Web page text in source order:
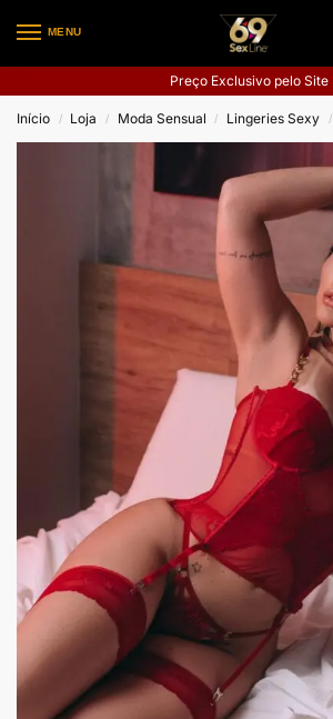
MENU
Preço Exclusivo pelo Site
Início / Loja / Moda Sensual / Lingeries Sexy /